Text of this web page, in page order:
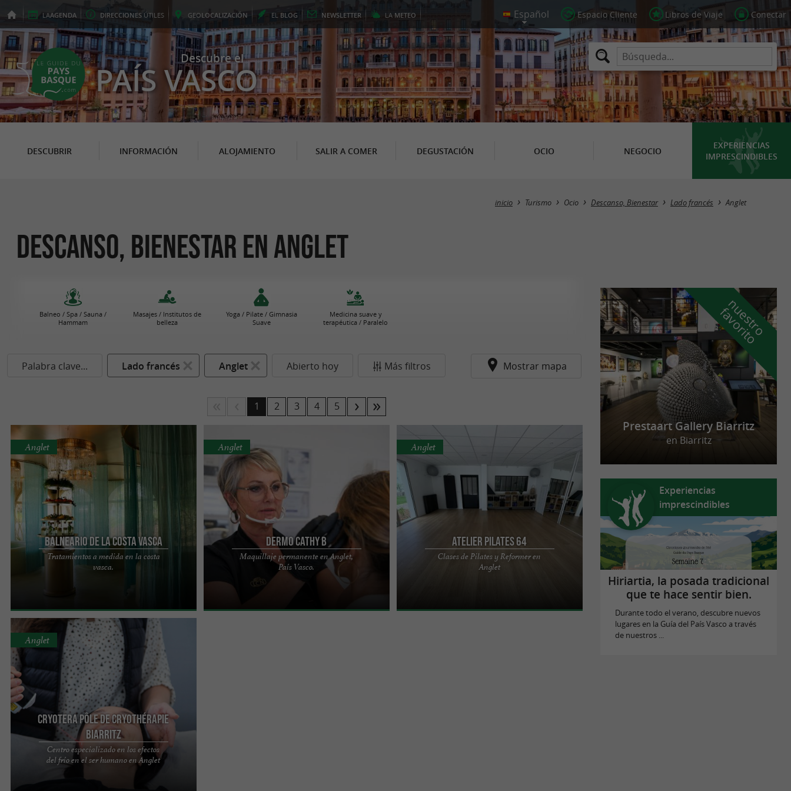
LAAGENDA DIRECCIONES ÚTILES GEOLOCALIZACIÓN EL BLOG NEWSLETTER LA METEO Espacio Cliente Libros de Viaje Conectar
Descubre el
PAÍS VASCO
DESCUBRIR INFORMACIÓN ALOJAMIENTO SALIR A COMER DEGUSTACIÓN OCIO NEGOCIO
EXPERIENCIAS
IMPRESCINDIBLES
Masquer la carte
inicio Turismo Ocio Descanso, Bienestar Lado francés Anglet
Descanso, Bienestar en Anglet
Balneo / Spa / Sauna /
Hammam
Masajes / Institutos de
belleza
Yoga / Pilate / Gimnasia
Suave
Medicina suave y
terapéutica / Paralelo
Palabra clave... Lado francés Anglet Abierto hoy Más filtros Mostrar mapa
1 2 3 4 5
Balneario de la Costa Vasca
Tratamientos a medida en la costa
vasca.
Anglet
Cabinas de tratamiento a base de agua Déjese
mimar en nuestras exclusivas cabañas de
DERMO CATHY B
Maquillaje permanente en Anglet,
País Vasco.
Anglet
Dermo Cathy B en Anglet: excelencia en
maquillaje permanente en el País Vasco. Tanto si
disfrutas de unas ...
Atelier Pilates 64
Clases de Pilates y Reformer en
Anglet
Anglet
Taller de Pilates 64 en Anglet – Método Pilates y
Reformer en el País Vasco Entre Biarritz y Bayona,
Cryotera Pôle de Cryothérapie
Biarritz
Centro especializado en los efectos
del frío en el ser humano en Anglet
Anglet
Ubicado en el corazón de Anglet, a tiro de piedra
de las playas y los lugares más populares de la
n
u
e
s
t
r
o
f
a
v
o
r
i
t
o
Prestaart Gallery Biarritz
en Biarritz
Experiencias
imprescindibles
Hiriartia, la posada tradicional
que te hace sentir bien.
Durante todo el verano, descubre nuevos
lugares en la Guía del País Vasco a través
de nuestros ...